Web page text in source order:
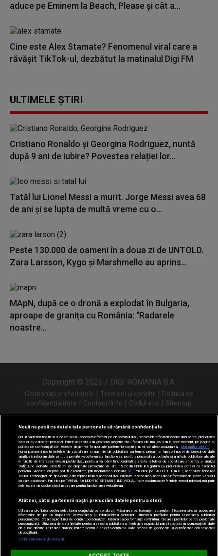
Digi FM
aduce pe Eminem la Beach, Please și cât a...
Cine este Alex Stamate? Fenomenul viral care a
răvășit TikTok-ul, dezbătut la matinalul Digi FM
ULTIMELE ȘTIRI
Cristiano Ronaldo și Georgina Rodriguez, nuntă
după 9 ani de iubire? Povestea relației lor...
Tatăl lui Lionel Messi a murit. Jorge Messi avea 68
de ani și se lupta de multă vreme cu o...
Peste 130.000 de oameni în a doua zi de UNTOLD.
Zara Larsson, Kygo și Marshmello au aprins...
MApN, după ce o dronă a explodat în Bulgaria,
aproape de granița cu România: "Radarele
noastre...
Copyright © 2026 / DIGI ROMANIA S.A.
Gestionați preferințele | Termeni și condiții | Politica de
confidențialitate | Contact/Info | Codul etic | Sitemap
Urmărește-ne și pe
Nouă ne pasă ca datele tale personale să rămână confidențiale
Noi și partenerii noștri31 stocăm și/sau accesăm informații pe dispozitivul dvs., precum identificatorii cookie unici pentru prelucrarea
datelor cu caracter personal. Puteți accepta sau gestiona alegerile dvs. făcând clic mai jos sau în orice moment, pe pagina cu
politica de confidențialitate. Aceste alegeri vor fi raportate partenerilor noștri și nu vă vor afecta navigarea.
Mai multe detalii
Noi si partenerii nostri (retelele de socializare si agentiile de publicitate partenere, precum si furnizorii nostri de servicii de date
analitice) prelucram date pentru a permite website-ului sa functioneze, pentru a personaliza continutul si anunturile publicitare afisate
in functie de interesele si/sau profilul dvs., pentru a va oferi functionalitati aferente retelelor de socializare si pentru a analiza
traficul pe website. Beneficiati de drepturile prevazute de art. 15-22 din GDPR in legatura cu prelucrarea datelor cu caracter
personal. Aceste drepturi pot fi exercitate prin modalitatea indicata aici. Prin click pe “ACCEPT TOATE”, acceptati folosirea
tuturor Tehnologiilor de tip Cookie, care implica inclusiv acceptul dvs. cu privire la stocarea/accesarea informatiilor de catre Vendor-ii
cu care colaboram. Prin click pe “VREAU SA MODIFIC SETARILE INDIVIDUAL” puteti schimba preferintele in mod individual, mai putin
cele legate de cookie strict necesare pentru functionarea website-ului.
Atât noi, cât și partenerii noștri prelucrăm datele pentru a oferi:
Utilizarea profilurilor pentru selectarea conținutului personalizat. Măsurarea performanței reclamelor. Stocarea și/sau accesarea
informațiilor de pe un dispozitiv. Dezvoltarea și îmbunătățirea serviciilor. Utilizarea profilurilor pentru selectarea publicității
personalizate. Crearea profilurilor de conținut personalizat. Măsurarea performanței conținutului. Crearea profilurilor pentru publicitate
personalizată. Utilizarea de date limitate pentru a selecta publicitatea. Înțelegerea publicului prin statistici sau combinații de date
din surse diferite. Utilizarea datelor limitate pentru a selecta conținutul. Date precise de geolocație și identificarea prin scanarea
dispozitivului.
Listă parteneri (furnizori)